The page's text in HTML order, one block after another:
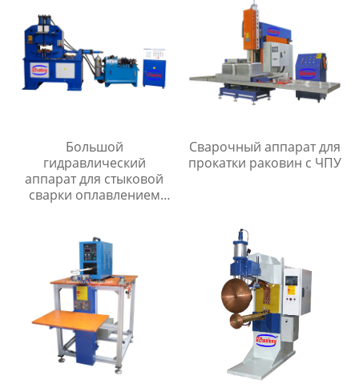
Большой
гидравлический
аппарат для стыковой
сварки оплавлением
Сварочный аппарат для
прокатки раковин с ЧПУ